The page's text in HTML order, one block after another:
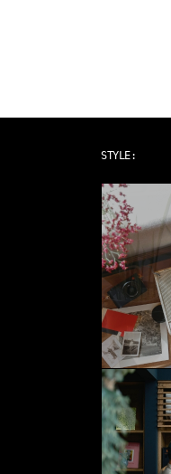
STYLE: